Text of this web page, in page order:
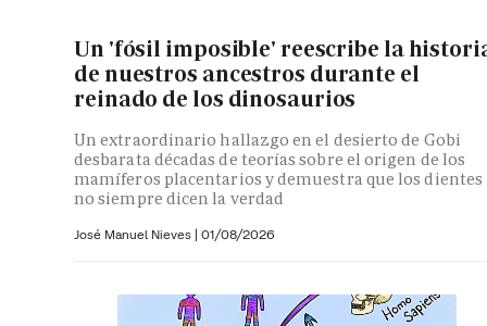
Un 'fósil imposible' reescribe la
de nuestros ancestros durante el
reinado de los dinosaurios
Un extraordinario hallazgo en el desierto de Gobi
desbarata décadas de teorías sobre el origen de los
mamíferos placentarios y demuestra que los dientes
no siempre dicen la verdad
José Manuel Nieves | 01/08/2026